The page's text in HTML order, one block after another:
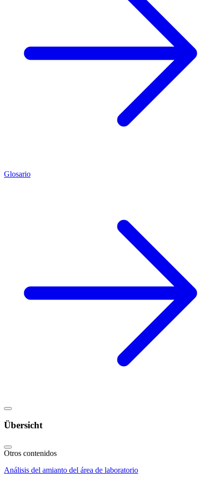
Glosario
Übersicht
Otros contenidos
Análisis del amianto del área de laboratorio